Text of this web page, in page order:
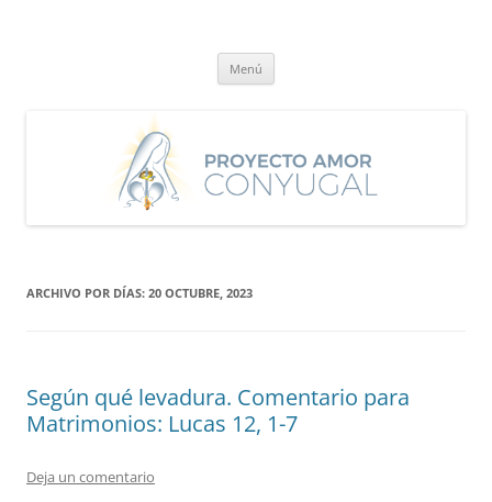
Menú
ARCHIVO POR DÍAS: 20 OCTUBRE, 2023
Según qué levadura. Comentario para
Matrimonios: Lucas 12, 1-7
Deja un comentario